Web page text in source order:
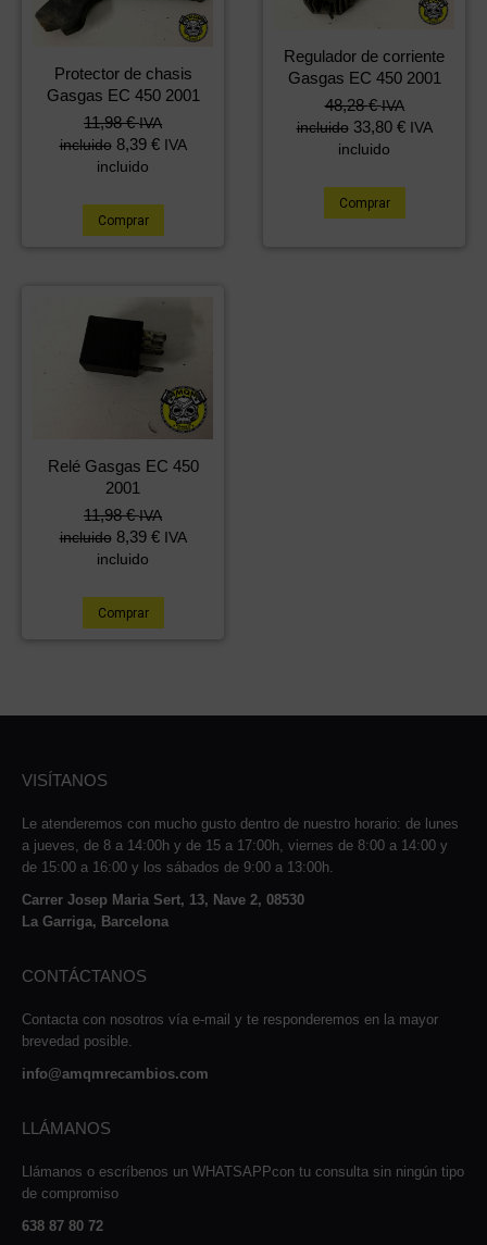
Protector de chasis
Gasgas EC 450 2001
11,98€ IVA
incluido 8,39 € IVA
incluido
Comprar
Regulador de corriente
Gasgas EC 450 2001
48,28€ IVA
incluido 33,80 € IVA
incluido
Comprar
Relé Gasgas EC 450
2001
11,98€ IVA
incluido 8,39 € IVA
incluido
Comprar
VISÍTANOS
Le atenderemos con mucho gusto dentro de nuestro horario: de lunes
a jueves, de 8 a 14:00h y de 15 a 17:00h, viernes de 8:00 a 14:00 y
de 15:00 a 16:00 y los sábados de 9:00 a 13:00h.
Carrer Josep Maria Sert, 13, Nave 2, 08530
La Garriga, Barcelona
CONTÁCTANOS
Contacta con nosotros vía e-mail y te responderemos en la mayor
brevedad posible.
info@amqmrecambios.com
LLÁMANOS
Llámanos o escríbenos un WHATSAPPcon tu consulta sin ningún tipo
de compromiso
638 87 80 72